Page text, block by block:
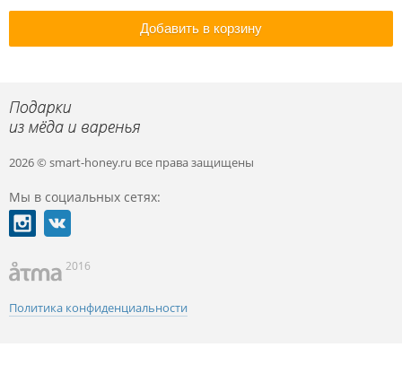
Добавить в корзину
2026 © smart-honey.ru все права защищены
Мы в социальных сетях:
2016
Политика конфиденциальности